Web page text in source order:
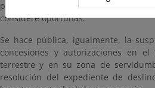
público y de las servidumbres y
considere oportunas.
Se hace pública, igualmente, la
concesiones y autorizaciones en
terrestre y en su zona de
resolución del expediente de